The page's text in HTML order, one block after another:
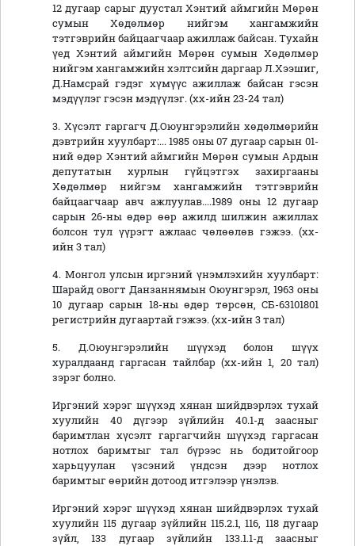
12 дугаар сарыг дуустал Хэнтий аймгийн Мөрөн
сумын Хөдөлмөр нийгэм хангамжийн
тэтгэврийн байцаагчаар ажиллаж байсан. Тухайн
үед Хэнтий аймгийн Мөрөн сумын Хөдөлмөр
нийгэм хангамжийн хэлтсийн даргаар Л.Хээшиг,
Д.Намсрай гэдэг хүмүүс ажиллаж байсан гэсэн
мэдүүлэг гэсэн мэдүүлэг. (хх-ийн 23-24 тал)
3. Хүсэлт гаргагч Д.Оюунгэрэлийн хөдөлмөрийн
дэвтрийн хуулбарт:... 1985 оны 07 дугаар сарын 01-
ний өдөр Хэнтий аймгийн Мөрөн сумын Ардын
депутатын хурлын гүйцэтгэх захиргааны
Хөдөлмөр нийгэм хангамжийн тэтгэврийн
байцаагчаар авч ажлуулав....1989 оны 12 дугаар
сарын 26-ны өдөр өөр ажилд шилжин ажиллах
болсон тул үүрэгт ажлаас чөлөөлөв гэжээ. (хх-
ийн 3 тал)
4. Монгол улсын иргэний үнэмлэхийн хуулбарт:
Шарайд овогт Данзаннямын Оюунгэрэл, 1963 оны
10 дугаар сарын 18-ны өдөр төрсөн, СБ-63101801
регистрийн дугаартай гэжээ. (хх-ийн 3 тал)
5. Д.Оюунгэрэлийн шүүхэд болон шүүх
хуралдаанд гаргасан тайлбар (хх-ийн 1, 20 тал)
зэрэг болно.
Иргэний хэрэг шүүхэд хянан шийдвэрлэх тухай
хуулийн 40 дүгээр зүйлийн 40.1-д заасныг
баримтлан хүсэлт гаргагчийн шүүхэд гаргасан
нотлох баримтыг тал бүрээс нь бодитойгоор
харьцуулан үзсэний үндсэн дээр нотлох
баримтыг өөрийн дотоод итгэлээр үнэлэв.
Иргэний хэрэг шүүхэд хянан шийдвэрлэх тухай
хуулийн 115 дугаар зүйлийн 115.2.1, 116, 118 дугаар
зүйл, 133 дугаар зүйлийн 133.1.1-д заасныг